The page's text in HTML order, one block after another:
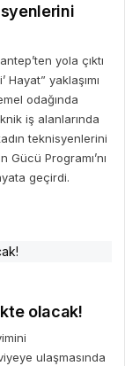
yola çıktı
yaklaşımı
odağında
iş alanlarında
teknisyenlerini
Programı’nı
geçirdi.
olacak!
ulaşmasında